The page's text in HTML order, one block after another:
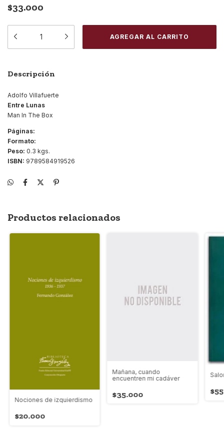
$33.000
Descripción
Adolfo Villafuerte
Entre Lunas
Man In The Box
Páginas:
Formato:
Peso: 0.3 kgs.
ISBN: 9789584919526
Productos relacionados
Nociones de izquierdismo
$20.000
Mañana, cuando
encuentren mi cadáver
$35.000